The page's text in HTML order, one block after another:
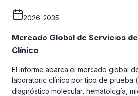
2026-2035
Mercado Global de Servicios
Clínico
El informe abarca el mercado global
laboratorio clínico por tipo de prueba
diagnóstico molecular, hematología,